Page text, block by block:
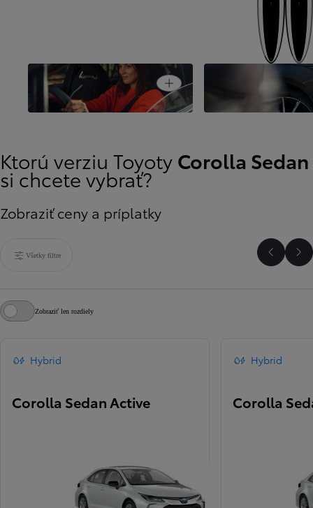
Naspäť
Potešenie za volantom
Open card
Bezpečnosť na
Ktorú verziu Toyoty Corolla Sedan
si chcete vybrať?
Zobraziť ceny a príplatky
Všetky filtre
Zobraziť len rozdiely
Hybrid
Corolla Sedan Active
Hybrid
Corolla